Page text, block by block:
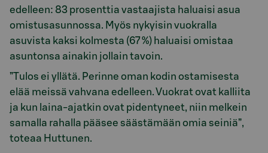
edelleen: 83 prosenttia vastaajista haluaisi asua
omistusasunnossa. Myös nykyisin vuokralla
asuvista kaksi kolmesta (67 %) haluaisi omistaa
asuntonsa ainakin jollain tavoin.
”Tulos ei yllätä. Perinne oman kodin ostamisesta
elää meissä vahvana edelleen. Vuokrat ovat kalliita
ja kun laina-ajatkin ovat pidentyneet, niin melkein
samalla rahalla pääsee säästämään omia seiniä”,
toteaa Huttunen.